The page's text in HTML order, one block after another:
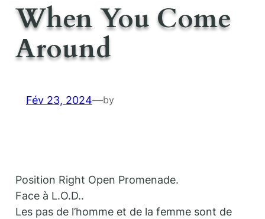
When You Come
Around
Fév 23, 2024—by
Position Right Open Promenade.
Face à L.O.D..
Les pas de l’homme et de la femme sont de